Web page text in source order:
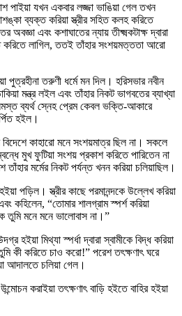
পাইয়া যখন একবার লজ্জা ভাঙিয়া গেল তখন
ব্যক্ত করিয়া স্ত্রীর সহিত কলহ করিতে
এবং কশাঘাতের ন্যায় তীক্ষ্মকটাক্ষ দ্বারা
করিতে লাগিল, ততই তাঁহার সংশয়মত্ততা আরো
তরুণী ধর্মে মন দিল। হরিসভার নবীন
মন্ত্র লইল এবং তাঁহার নিকট ভাগবতের ব্যাখ্যা
ব্যর্থ স্নেহ প্রেম কেবল ভক্তি-আকারে
হইল।
বিদেশে কাহারো মনে সংশয়মাত্র ছিল না। সকলে
মুখ ফুটিয়া সংশয় প্রকাশ করিতে পারিতেন না
মর্মের নিকট পর্যন্ত খনন করিয়া চলিয়াছিল।
পড়িল। স্ত্রীর কাছে পরমানন্দকে উল্লেখ করিয়া
কহিলেন, “তোমার শালগ্রাম স্পর্শ করিয়া
তুমি মনে মনে ভালোবাস না।”
হইয়া মিথ্যা স্পর্ধা দ্বারা স্বামীকে বিদ্ধ করিয়া
কী করিতে চাও করো!” পরেশ তৎক্ষণাৎ ঘরে
আদালতে চলিয়া গেল।
করাইয়া তৎক্ষণাৎ বাড়ি হইতে বাহির হইয়া